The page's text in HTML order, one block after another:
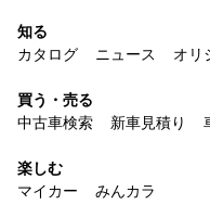
知る
カタログ
ニュース オリ
買う・売る
中古車検索
新車見積り
楽しむ
マイカー
みんカラ